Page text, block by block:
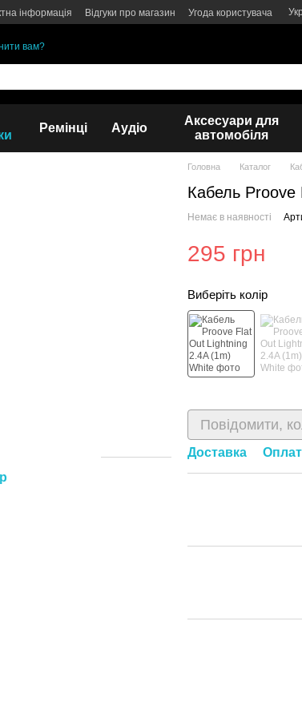
інформація Відгуки про магазин Угода користувача Укр
вам?
Ремінці Аудіо
Аксесуари для
автомобіля
Головна Каталог
Кабель
Немає в наявності
295 грн
Виберіть колір
Повідомити,
Доставка